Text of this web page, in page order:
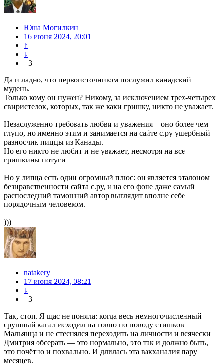
Юша Могилкин
16 июня 2024, 20:01
↑
↓
+3
Да и ладно, что первоисточником послужил канадский
мудень.
Только кому он нужен? Никому, за исключением трех-четырех
свиристелок, которых, так же каки гришку, никто не уважает.
Незаслуженно требовать любви и уважения – оно более чем
глупо, но именно этим и занимается на сайте с.ру ущербный
разносчик пиццы из Канады.
Но его никто не любит и не уважает, несмотря на все
гришкины потуги.
Но у липца есть один огромный плюс: он является эталоном
безнравственности сайта с.ру, и на его фоне даже самый
распоследний тамошний автор выглядит вполне себе
порядочным человеком.
)))
natakery
17 июня 2024, 08:21
↓
+3
Так, стоп. Я щас не поняла: когда весь немногочисленный
срушный кагал исходил на говно по поводу стишков
Мальянца и не стеснялся переходить на личности и всячески
Дмитрия обсерать — это нормально, это так и должно быть,
это почётно и похвально. И длилась эта вакханалия пару
месяцев.